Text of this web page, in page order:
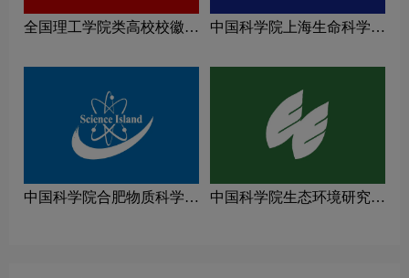
全国理工学院类高校校徽设
中国科学院上海生命科学研
中国科学院合肥物质科学研
中国科学院生态环境研究中